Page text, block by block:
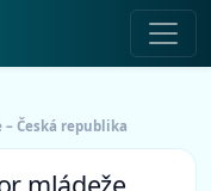
Česká republika